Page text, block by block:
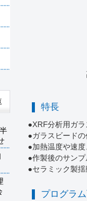
特長
●XRF分析用ガ
●ガラスビード
●加熱温度や速
●作製後のサン
●セラミック製
プログラ